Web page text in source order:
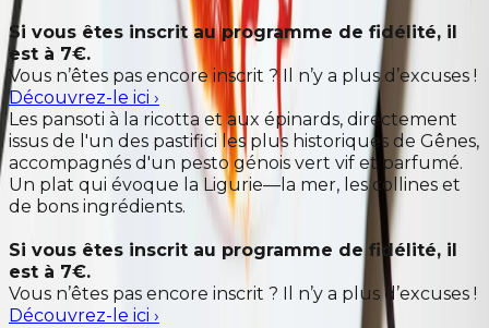
Si vous êtes inscrit au programme de fidélité, il
est à 7€.
Vous n’êtes pas encore inscrit ? Il n’y a plus d’excuses !
Découvrez-le ici ›
Les pansoti à la ricotta et aux épinards, directement
issus de l'un des pastifici les plus historiques de Gênes,
accompagnés d'un pesto génois vert vif et parfumé.
Un plat qui évoque la Ligurie—la mer, les collines et
de bons ingrédients.
Si vous êtes inscrit au programme de fidélité, il
est à 7€.
Vous n’êtes pas encore inscrit ? Il n’y a plus d’excuses !
Découvrez-le ici ›